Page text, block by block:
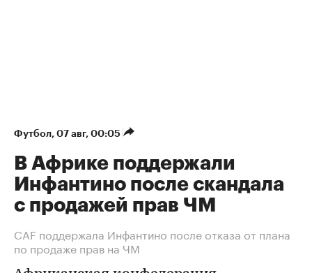
Футбол 07 авг, 00:05
В Африке поддержали
Инфантино после скандала
с продажей прав ЧМ
СAF поддержала Инфантино после отказа от плана
по продаже прав на ЧМ